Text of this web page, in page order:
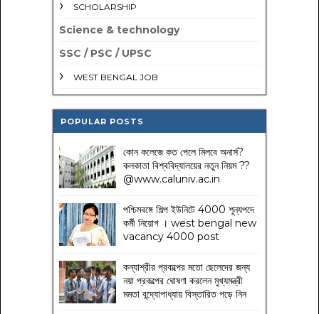
SCHOLARSHIP
Science & technology
SSC / PSC / UPSC
WEST BENGAL JOB
POPULAR POSTS
কোন কলেজে কত পেলে মিলবে অনার্স?
কলকাতা বিশ্ববিদ্যালয়ের নতুন নিয়ম??
@www.caluniv.ac.in
পশ্চিমবঙ্গে শিল্প ইউনিটে 4000 শূন্যপদে
কর্মী নিয়োগ । west bengal new
vacancy 4000 post
কন্যাশ্রীর প্রকল্পের মতো ছেলেদের জন্য
নয়া প্রকল্পের ঘোষণা করলেন মুখ্যমন্ত্রী
মমতা বন্দ্যোপাধ্যায় বিস্তারিত পড়ে নিন